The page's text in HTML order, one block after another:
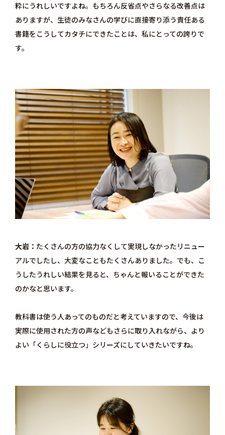
粋にうれしいですよね。もちろん反省点やさらなる改善点は
ありますが、生徒のみなさんの学びに直接寄り添う責任ある
書籍をこうしてカタチにできたことは、私にとっての誇りで
す。
大岩
たくさんの方の協力なくして実現しなかったリニュー
アルでしたし、大変なこともたくさんありました。でも、こ
うしたうれしい結果を見ると、ちゃんと報いることができた
のかなと思います。
教科書は使う人あってのものだと考えていますので、今後は
実際に使用された方の声などもさらに取り入れながら、より
よい「くらしに役立つ」シリーズにしていきたいですね。